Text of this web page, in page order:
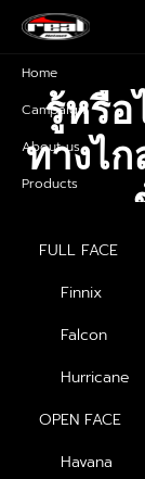
Home
Campaign
About us
Products
FULL FACE
Finnix
Falcon
Hurricane
OPEN FACE
Havana
รู้หรื
ทางไ
31 มีนาคม